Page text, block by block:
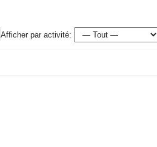
Afficher par activité: